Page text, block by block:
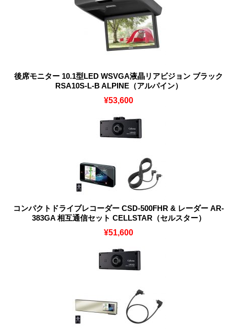
後席モニター 10.1型LED WSVGA液晶リアビジョン ブラック
RSA10S-L-B ALPINE（アルパイン）
¥53,600
コンパクトドライブレコーダー CSD-500FHR & レーダー AR-
383GA 相互通信セット CELLSTAR（セルスター）
¥51,600